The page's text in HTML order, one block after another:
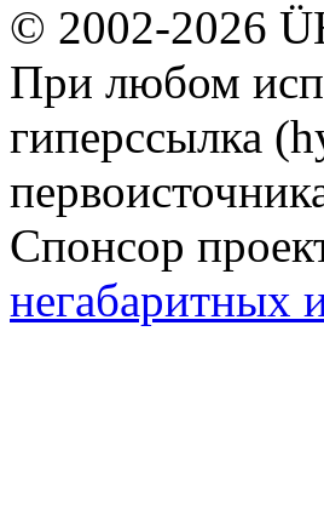
© 2002-2026
При любом
гиперссылка
Спонсор
негабаритных